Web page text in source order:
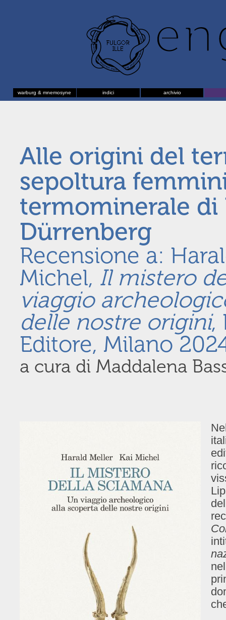
warburg & mnemosyne indici archivio
Alle origini del
sepoltura
termominerale di
Dürrenberg
Recensione a:
Michel, Il mistero
viaggio
delle nostre origini,
Editore, Milano
a cura di Maddalena